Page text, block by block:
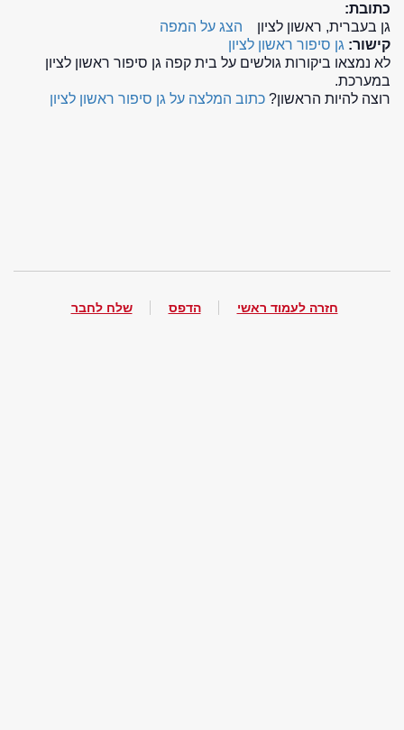
כתובת:
גן בעברית, ראשון לציון
הצג על המפה
קישור: גן סיפור ראשון לציון
לא נמצאו ביקורות גולשים על בית קפה גן סיפור ראשון לציון
במערכת.
רוצה להיות הראשון? כתוב המלצה על גן סיפור ראשון לציון
חזרה לעמוד ראשי הדפס שלח לחבר